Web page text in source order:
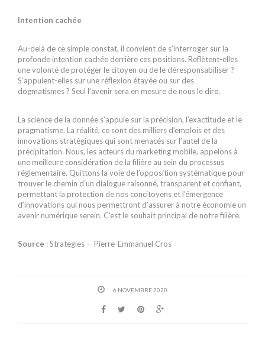
Intention cachée
Au-delà de ce simple constat, il convient de s’interroger sur la
profonde intention cachée derrière ces positions. Reflètent-elles
une volonté de protéger le citoyen ou de le déresponsabiliser ?
S’appuient-elles sur une réflexion étayée ou sur des
dogmatismes ? Seul l’avenir sera en mesure de nous le dire.
La science de la donnée s’appuie sur la précision, l’exactitude et le
pragmatisme. La réalité, ce sont des milliers d’emplois et des
innovations stratégiques qui sont menacés sur l’autel de la
précipitation. Nous, les acteurs du marketing mobile, appelons à
une meilleure considération de la filière au sein du processus
réglementaire. Quittons la voie de l’opposition systématique pour
trouver le chemin d’un dialogue raisonné, transparent et confiant,
permettant la protection de nos concitoyens et l’émergence
d’innovations qui nous permettront d’assurer à notre économie un
avenir numérique serein. C’est le souhait principal de notre filière.
Source : Strategies – Pierre-Emmanuel Cros
6 NOVEMBRE 2020